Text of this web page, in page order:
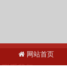
联系我们
网站首页